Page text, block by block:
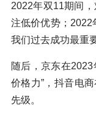
2022年双11期间
注低价优势；2022
我们过去成功最重
随后，京东在2023
价格力”，抖音电
先级。